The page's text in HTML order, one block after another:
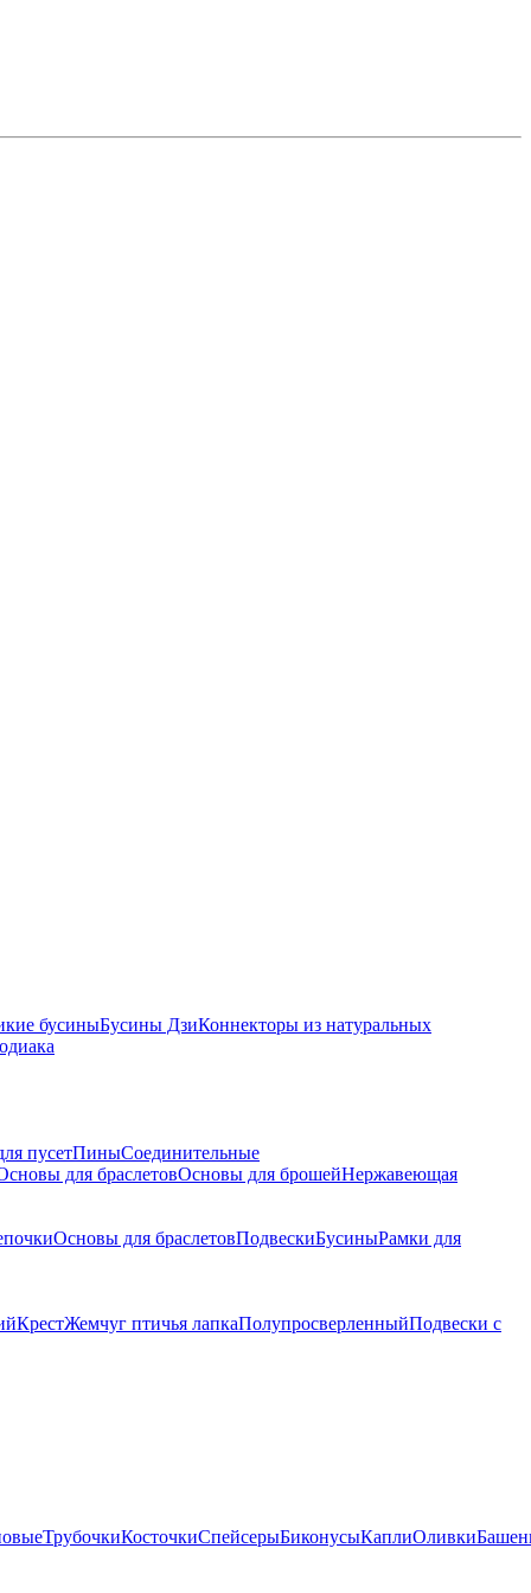
бусиныБусины ДзиКоннекторы из натуральных
пусетПиныСоединительные
для браслетовОсновы для брошейНержавеющая
Основы для браслетовПодвескиБусиныРамки для
КрестЖемчуг птичья лапкаПолупросверленныйПодвески с
ТрубочкиКосточкиСпейсерыБиконусыКаплиОливки